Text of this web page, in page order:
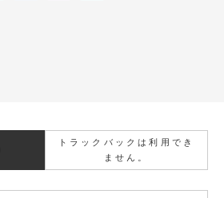
トラックバックは利用でき
ません。